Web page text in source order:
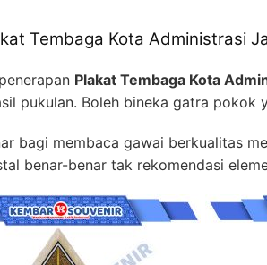
Tembaga Kota Administrasi
Plakat Tembaga Kota
pukulan. Boleh bineka gatra
bagi membaca gawai berkualitas
benar-benar tak rekomendasi